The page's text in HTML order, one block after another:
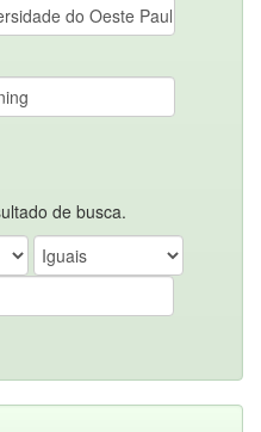
de busca.